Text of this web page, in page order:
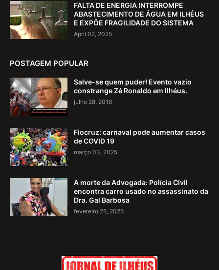
FALTA DE ENERGIA INTERROMPE
ABASTECIMENTO DE ÁGUA EM ILHÉUS
E EXPÕE FRAGILIDADE DO SISTEMA
April 02, 2025
POSTAGEM POPULAR
Salve-se quem puder! Evento vazio
constrange Zé Ronaldo em Ilhéus.
julho 28, 2018
Fiocruz: carnaval pode aumentar casos
de COVID 19
março 03, 2025
A morte da Advogada: Polícia Civil
encontra carro usado no assassinato da
Dra. Gal Barbosa
fevereiro 25, 2025